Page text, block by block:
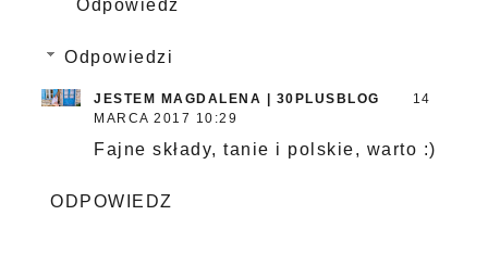
Odpowiedz
Odpowiedzi
JESTEM MAGDALENA | 30PLUSBLOG
14
MARCA 2017 10:29
Fajne składy, tanie i polskie, warto :)
ODPOWIEDZ